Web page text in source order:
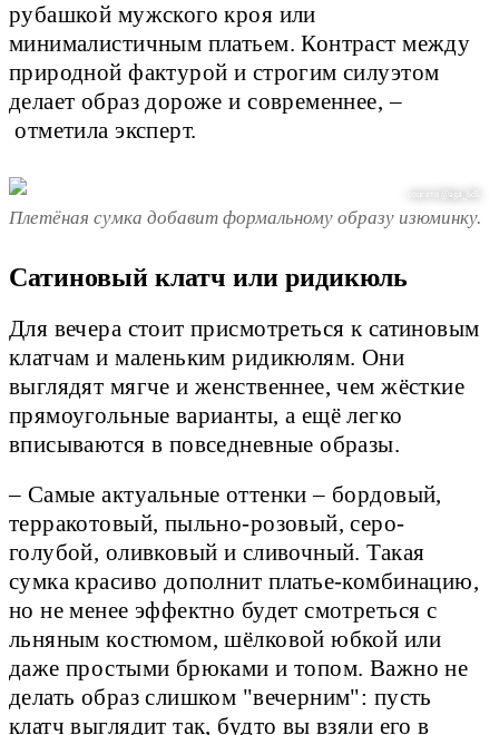
рубашкой мужского кроя или
минималистичным платьем. Контраст между
природной фактурой и строгим силуэтом
делает образ дороже и современнее, –
отметила эксперт.
соцсети @aga_bdk
Плетёная сумка добавит формальному образу изюминку.
Сатиновый клатч или ридикюль
Для вечера стоит присмотреться к сатиновым
клатчам и маленьким ридикюлям. Они
выглядят мягче и женственнее, чем жёсткие
прямоугольные варианты, а ещё легко
вписываются в повседневные образы.
– Самые актуальные оттенки – бордовый,
терракотовый, пыльно-розовый, серо-
голубой, оливковый и сливочный. Такая
сумка красиво дополнит платье-комбинацию,
но не менее эффектно будет смотреться с
льняным костюмом, шёлковой юбкой или
даже простыми брюками и топом. Важно не
делать образ слишком "вечерним": пусть
клатч выглядит так, будто вы взяли его в